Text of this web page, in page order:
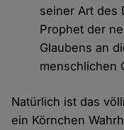
seiner Art des
Prophet der
Glaubens an
menschlichen
Natürlich ist das
ein Körnchen